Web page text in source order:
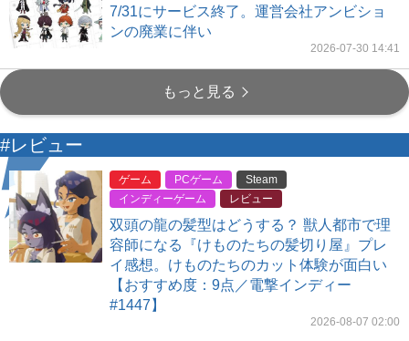
7/31にサービス終了。運営会社アンビショ
ンの廃業に伴い
2026-07-30 14:41
もっと見る
#レビュー
ゲーム PCゲーム
Steam
インディーゲーム
レビュー
双頭の龍の髪型はどうする？ 獣人都市で理
容師になる『けものたちの髪切り屋』プレ
イ感想。けものたちのカット体験が面白い
【おすすめ度：9点／電撃インディー
#1447】
2026-08-07 02:00